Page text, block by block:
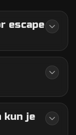
escape
kun je